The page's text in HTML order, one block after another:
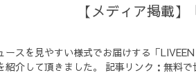
【メディア掲載
ースを見やすい様式でお届けする「
紹介して頂きました。 記事リンク：無料